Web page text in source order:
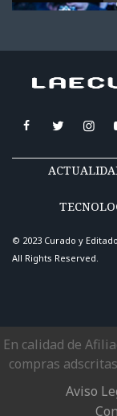
© 2023 Curado y
All Rights Reserved.
En calidad de
compras
Aviso